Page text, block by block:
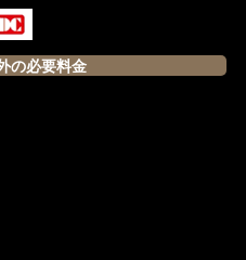
の必要料金